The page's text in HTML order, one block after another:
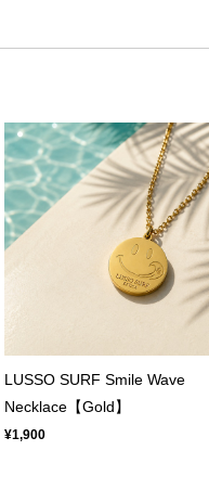
LUSSO SURF Smile Wave
Necklace【Gold】
¥1,900